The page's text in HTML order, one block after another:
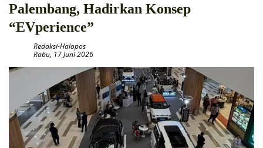
Palembang, Hadirkan Konsep
“EVperience”
Redaksi-Halopos
Rabu, 17 Juni 2026